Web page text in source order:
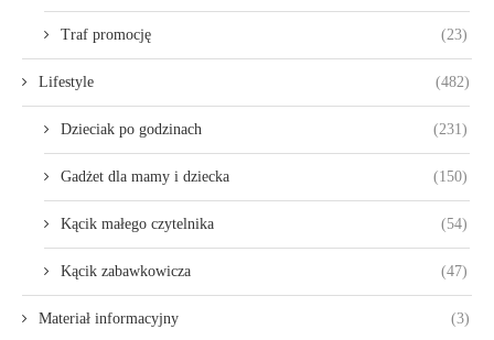
Traf promocję (23)
Lifestyle (482)
Dzieciak po godzinach (231)
Gadżet dla mamy i dziecka (150)
Kącik małego czytelnika (54)
Kącik zabawkowicza (47)
Materiał informacyjny (3)